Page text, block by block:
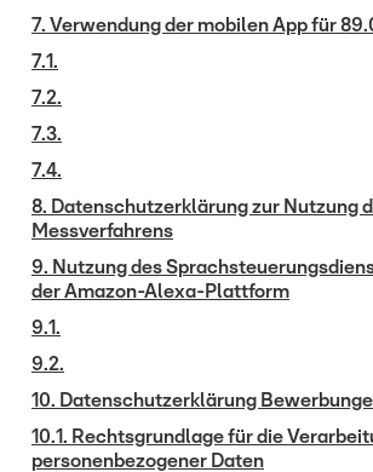
7. Verwendung der mobilen App für
7.1.
7.2.
7.3.
7.4.
8. Datenschutzerklärung zur Nutzung
Messverfahrens
9. Nutzung des
der Amazon-Alexa-Plattform
9.1.
9.2.
10. Datenschutzerklärung
10.1. Rechtsgrundlage für die
personenbezogener Daten